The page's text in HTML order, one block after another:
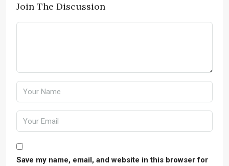
Join The Discussion
Save my name, email, and website in this browser for